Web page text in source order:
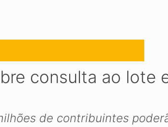
consulta ao lote
de contribuintes